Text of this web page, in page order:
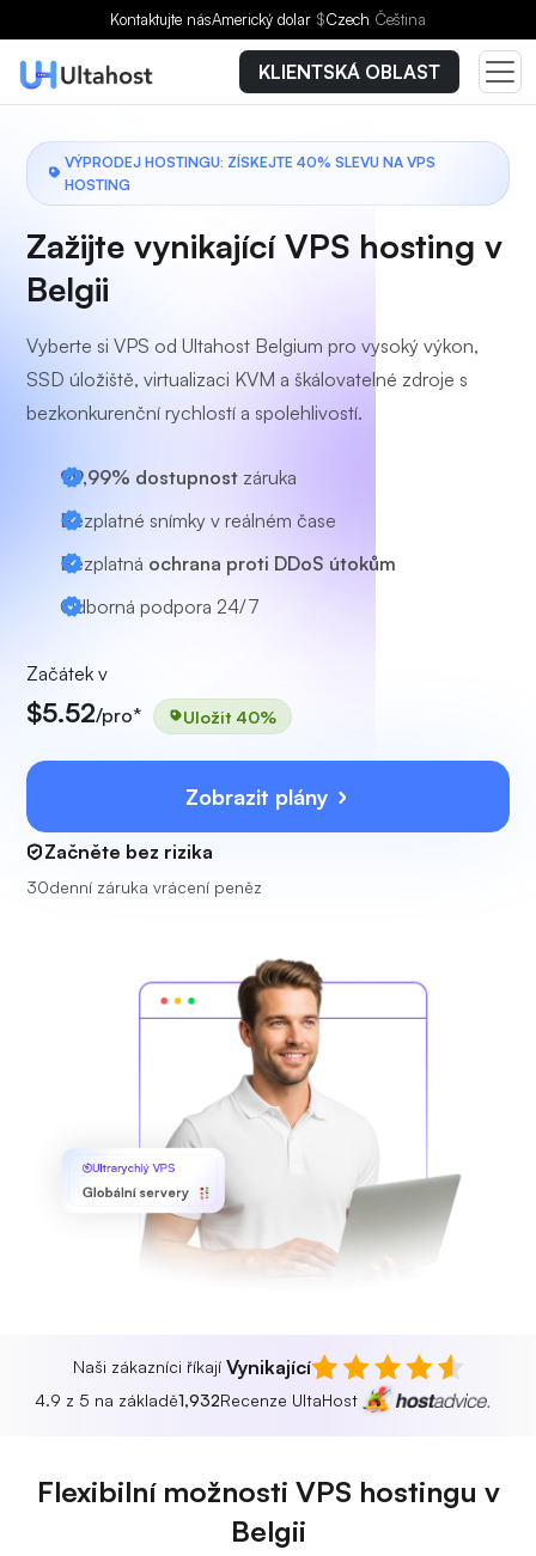
Kontaktujte násAmerický dolar $Czech Čeština
KLIENTSKÁ OBLAST
VÝPRODEJ HOSTINGU: ZÍSKEJTE 40% SLEVU NA VPS
HOSTING
Zažijte vynikající VPS hosting v
Belgii
Vyberte si VPS od Ultahost Belgium pro vysoký výkon,
SSD úložiště, virtualizaci KVM a škálovatelné zdroje s
bezkonkurenční rychlostí a spolehlivostí.
99,99% dostupnost záruka
Bezplatné snímky v reálném čase
Bezplatná ochrana proti DDoS útokům
Odborná podpora 24/7
Začátek v
$5.52/pro* Uložit 40%
Zobrazit plány
Začněte bez rizika
30denní záruka vrácení peněz
Ultrarychlý VPS
Globální servery
Naši zákazníci říkají Vynikající
4.9 z 5 na základě1,932Recenze UltaHost
Flexibilní možnosti VPS hostingu v
Belgii